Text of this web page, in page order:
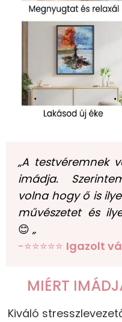
„A testvéremnek
imádja.
volna hogy ő is
művészetet és
😊 „
-⭐⭐⭐⭐⭐ Igazolt
MIÉRT
Kiváló